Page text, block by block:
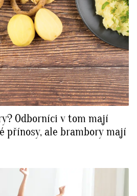
Odborníci v tom mají
přínosy, ale brambory mají